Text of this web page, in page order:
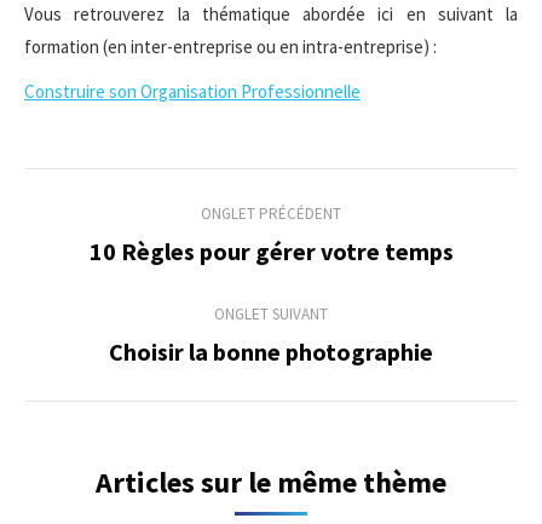
Vous retrouverez la thématique abordée ici en suivant la
formation (en inter-entreprise ou en intra-entreprise) :
Construire son Organisation Professionnelle
commentaire
ONGLET PRÉCÉDENT
Onglet
10 Règles pour gérer votre temps
ONGLET SUIVANT
Onglet
Choisir la bonne photographie
Articles sur le même thème